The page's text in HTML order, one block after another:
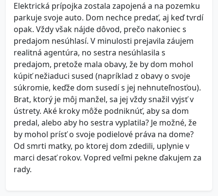
Elektrická prípojka zostala zapojená a na pozemku
parkuje svoje auto. Dom nechce predať, aj keď tvrdí
opak. Vždy však nájde dôvod, prečo nakoniec s
predajom nesúhlasí. V minulosti prejavila záujem
realitná agentúra, no sestra nesúhlasila s
predajom, pretože mala obavy, že by dom mohol
kúpiť nežiaduci sused (napríklad z obavy o svoje
súkromie, keďže dom susedí s jej nehnuteľnosťou).
Brat, ktorý je môj manžel, sa jej vždy snažil vyjsť v
ústrety. Aké kroky môže podniknúť, aby sa dom
predal, alebo aby ho sestra vyplatila? Je možné, že
by mohol prísť o svoje podielové práva na dome?
Od smrti matky, po ktorej dom zdedili, uplynie v
marci desať rokov. Vopred veľmi pekne ďakujem za
rady.